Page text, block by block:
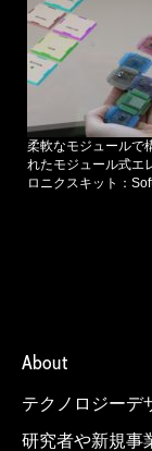
柔軟なモジュールで
れたモジュール式エ
ロニクスキット：
About
テクノロジーデ
研究者や新規事